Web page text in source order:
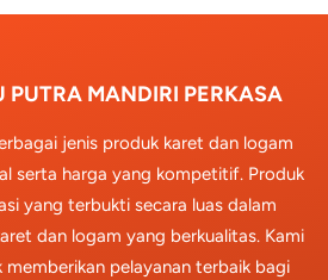
PUTRA MANDIRI PERKASA
jenis produk karet dan logam
serta harga yang kompetitif. Produk
yang terbukti secara luas dalam
dan logam yang berkualitas. Kami
memberikan pelayanan terbaik bagi